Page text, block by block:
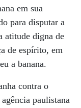
em sua
para disputar a
atitude digna de
de espírito, em
a banana.
contra o
paulistana